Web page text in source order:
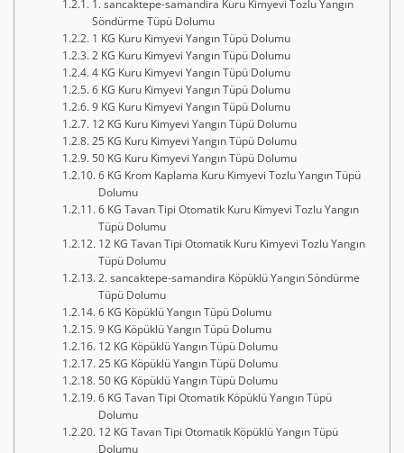
1. sancaktepe-samandira Kuru Kimyevi Tozlu Yangın
Söndürme Tüpü Dolumu
1 KG Kuru Kimyevi Yangın Tüpü Dolumu
2 KG Kuru Kimyevi Yangın Tüpü Dolumu
4 KG Kuru Kimyevi Yangın Tüpü Dolumu
6 KG Kuru Kimyevi Yangın Tüpü Dolumu
9 KG Kuru Kimyevi Yangın Tüpü Dolumu
12 KG Kuru Kimyevi Yangın Tüpü Dolumu
25 KG Kuru Kimyevi Yangın Tüpü Dolumu
50 KG Kuru Kimyevi Yangın Tüpü Dolumu
6 KG Krom Kaplama Kuru Kimyevi Tozlu Yangın Tüpü
Dolumu
6 KG Tavan Tipi Otomatik Kuru Kimyevi Tozlu Yangın
Tüpü Dolumu
12 KG Tavan Tipi Otomatik Kuru Kimyevi Tozlu Yangın
Tüpü Dolumu
2. sancaktepe-samandira Köpüklü Yangın Söndürme
Tüpü Dolumu
6 KG Köpüklü Yangın Tüpü Dolumu
9 KG Köpüklü Yangın Tüpü Dolumu
12 KG Köpüklü Yangın Tüpü Dolumu
25 KG Köpüklü Yangın Tüpü Dolumu
50 KG Köpüklü Yangın Tüpü Dolumu
6 KG Tavan Tipi Otomatik Köpüklü Yangın Tüpü
Dolumu
12 KG Tavan Tipi Otomatik Köpüklü Yangın Tüpü
Dolumu